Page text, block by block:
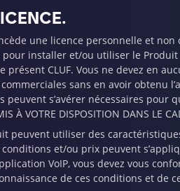
une licence personnelle et
installer et/ou utiliser le
présent CLUF. Vous ne devez en
sans en avoir obtenu
peuvent s’avérer nécessaires
VOTRE DISPOSITION DANS LE
peuvent utiliser des
et/ou prix peuvent
VoIP, vous devez vous
de ces conditions et de